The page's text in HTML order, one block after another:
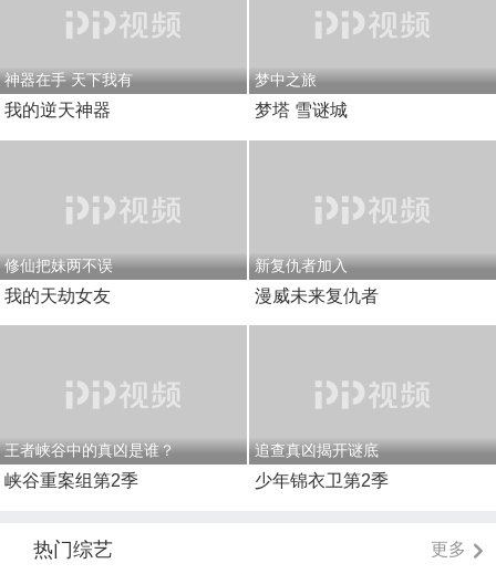
神器在手 天下我有
我的逆天神器
梦中之旅
梦塔 雪谜城
修仙把妹两不误
我的天劫女友
新复仇者加入
漫威未来复仇者
王者峡谷中的真凶是谁？
峡谷重案组第2季
追查真凶揭开谜底
少年锦衣卫第2季
热门综艺 更多